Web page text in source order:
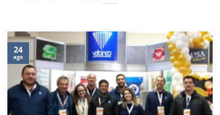
24
ago